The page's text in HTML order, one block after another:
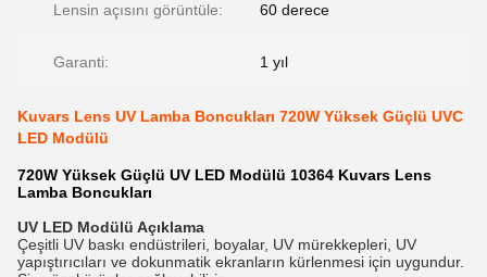
Lensin açısını görüntüle: 60 derece
Garanti: 1 yıl
Kuvars Lens UV Lamba Boncukları 720W Yüksek Güçlü UVC
LED Modülü
720W Yüksek Güçlü UV LED Modülü 10364 Kuvars Lens
Lamba Boncukları
UV LED Modülü Açıklama
Çeşitli UV baskı endüstrileri, boyalar, UV mürekkepleri, UV
yapıştırıcıları ve dokunmatik ekranların kürlenmesi için uygundur.